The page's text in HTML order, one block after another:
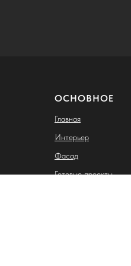
ОСНОВНОЕ
Главная
Интерьер
Фасад
Готовые проекты